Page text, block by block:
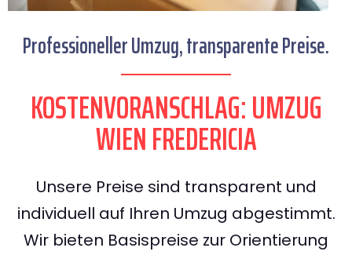
Professioneller Umzug, transparente Preise.
KOSTENVORANSCHLAG: UMZUG
WIEN FREDERICIA
Unsere Preise sind transparent und
individuell auf Ihren Umzug abgestimmt.
Wir bieten Basispreise zur Orientierung